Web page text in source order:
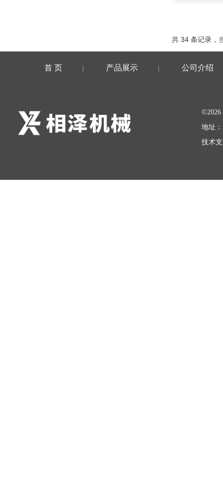
共 34 条记录
首 页 | 产品展示 | 公司介绍
地址
技术